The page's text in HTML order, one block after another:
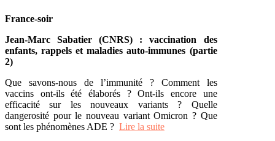
France-soir
Jean-Marc Sabatier (CNRS) : vaccination des
enfants, rappels et maladies auto-immunes (partie
2)
Que savons-nous de l’immunité ? Comment les
vaccins ont-ils été élaborés ? Ont-ils encore une
efficacité sur les nouveaux variants ? Quelle
dangerosité pour le nouveau variant Omicron ? Que
sont les phénomènes ADE ? Lire la suite